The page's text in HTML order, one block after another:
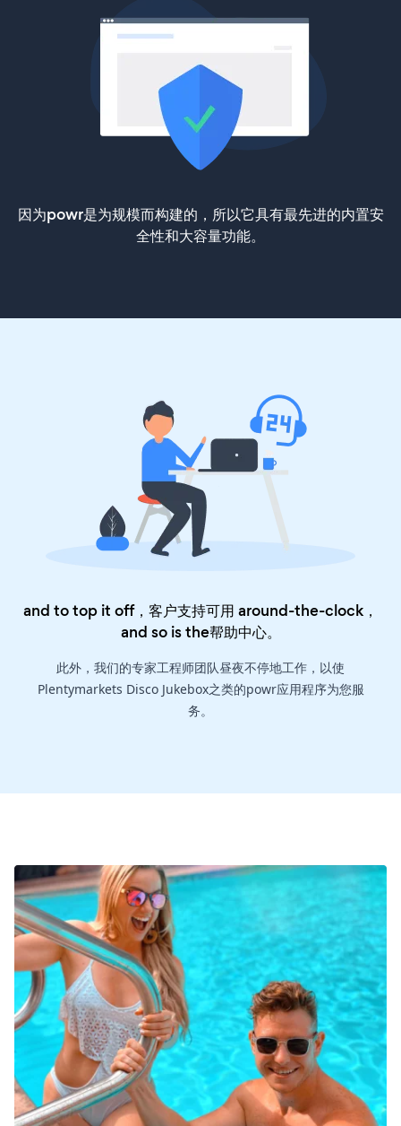
因为powr是为规模而构建的，所以它具有最先进的内置安
全性和大容量功能。
and to top it off，客户支持可用 around-the-clock，
and so is the帮助中心。
此外，我们的专家工程师团队昼夜不停地工作，以使
Plentymarkets Disco Jukebox之类的powr应用程序为您服
务。